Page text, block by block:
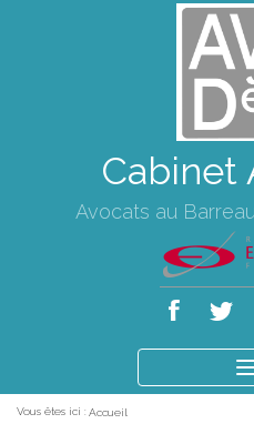
Cabinet
Avocats au
le
Vous êtes ici : Accueil